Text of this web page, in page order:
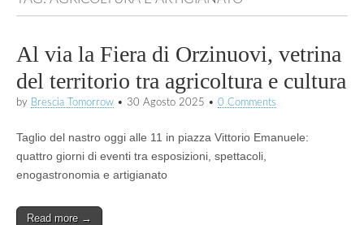
Al via la Fiera di Orzinuovi, vetrina
del territorio tra agricoltura e cultura
by Brescia Tomorrow • 30 Agosto 2025 • 0 Comments
Taglio del nastro oggi alle 11 in piazza Vittorio Emanuele:
quattro giorni di eventi tra esposizioni, spettacoli,
enogastronomia e artigianato
Read more →